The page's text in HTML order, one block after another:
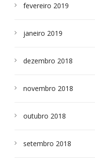
fevereiro 2019
janeiro 2019
dezembro 2018
novembro 2018
outubro 2018
setembro 2018